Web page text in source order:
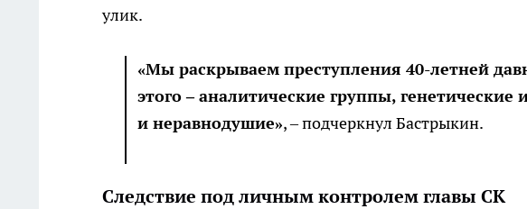
улик.
«Мы раскрываем преступления 40-летней
этого – аналитические группы, генетические
и неравнодушие», – подчеркнул Бастрыкин.
Следствие под личным контролем главы СК